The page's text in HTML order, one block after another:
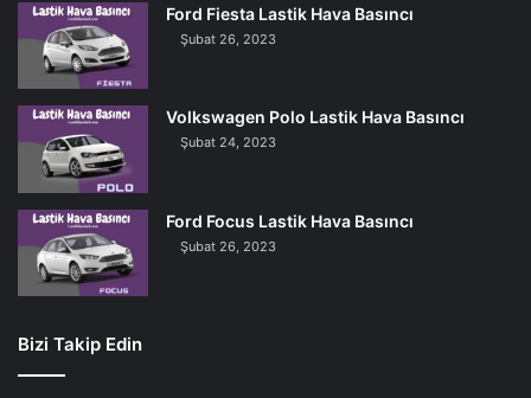
Ford Fiesta Lastik Hava Basıncı
Şubat 26, 2023
Volkswagen Polo Lastik Hava Basıncı
Şubat 24, 2023
Ford Focus Lastik Hava Basıncı
Şubat 26, 2023
Bizi Takip Edin